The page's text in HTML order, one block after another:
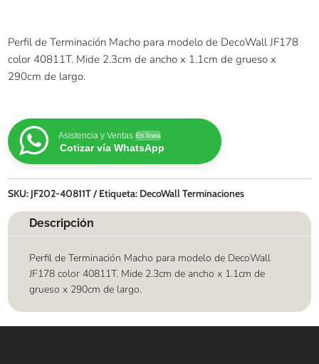
Perfil de Terminación Macho para modelo de DecoWall JF178
color 40811T. Mide 2.3cm de ancho x 1.1cm de grueso x
290cm de largo.
Asistencia y Ventas En línea
Cotizar vía WhatsApp
SKU: JF202-40811T Etiqueta: DecoWall Terminaciones
Descripción
Perfil de Terminación Macho para modelo de DecoWall
JF178 color 40811T. Mide 2.3cm de ancho x 1.1cm de
grueso x 290cm de largo.